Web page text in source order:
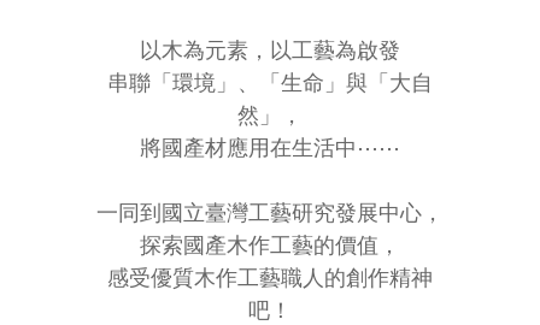
以木為元素，以工藝為啟發
串聯「環境」、「生命」與「大自
然」，
將國產材應用在生活中⋯⋯
一同到國立臺灣工藝研究發展中心，
探索國產木作工藝的價值，
感受優質木作工藝職人的創作精神
吧！